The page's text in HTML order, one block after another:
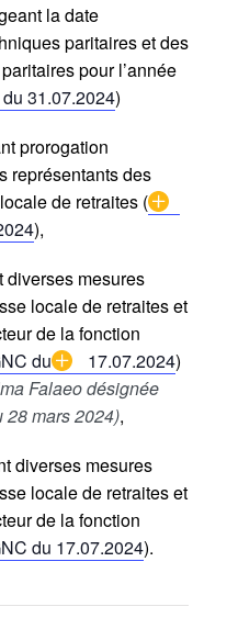
la date
paritaires et des
pour l’année
31.07.2024)
prorogation
représentants des
de retraites (
),
diverses mesures
locale de retraites et
de la fonction
du 17.07.2024)
Falaeo désignée
mars 2024),
diverses mesures
locale de retraites et
de la fonction
du 17.07.2024).